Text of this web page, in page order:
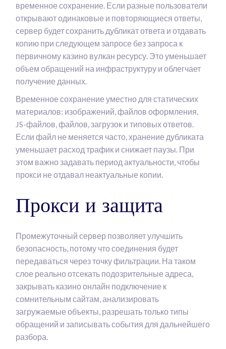
временное сохранение. Если разные пользователи
открывают одинаковые и повторяющиеся ответы,
сервер будет сохранить дубликат ответа и отдавать
копию при следующем запросе без запроса к
первичному казино вулкан ресурсу. Это уменьшает
объем обращений на инфраструктуру и облегчает
получение данных.
Временное сохранение уместно для статических
материалов: изображений, файлов оформления,
JS-файлов, файлов, загрузок и типовых ответов.
Если файл не меняется часто, хранение дубликата
уменьшает расход трафик и снижает паузы. При
этом важно задавать период актуальности, чтобы
прокси не отдавал неактуальные копии.
Прокси и защита
Промежуточный сервер позволяет улучшить
безопасность, потому что соединения будет
передаваться через точку фильтрации. На таком
слое реально отсекать подозрительные адреса,
закрывать казино онлайн подключение к
сомнительным сайтам, анализировать
загружаемые объекты, разрешать только типы
обращений и записывать события для дальнейшего
разбора.